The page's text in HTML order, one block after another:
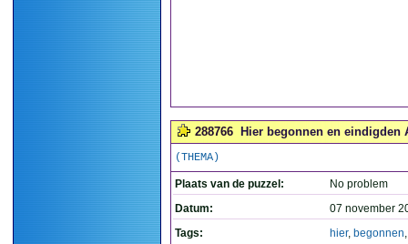
288766 Hier begonnen en eindigden
(THEMA)
Plaats van de puzzel:
No problem
Datum:
07 november
Tags:
hier, begonnen